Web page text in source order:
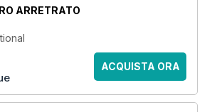
ARRETRATO
ACQUISTA ORA